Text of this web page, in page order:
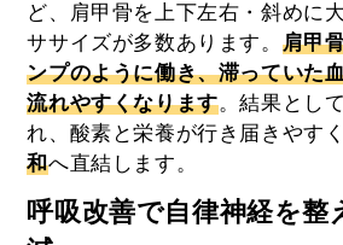
ど、肩甲骨を上下左右・斜めに
ササイズが多数あります。 肩甲
ンプのように働き、滞っていた
流れやすくなります。結果とし
れ、酸素と栄養が行き届きやす
和へ直結します。
呼吸改善で自律神経を整